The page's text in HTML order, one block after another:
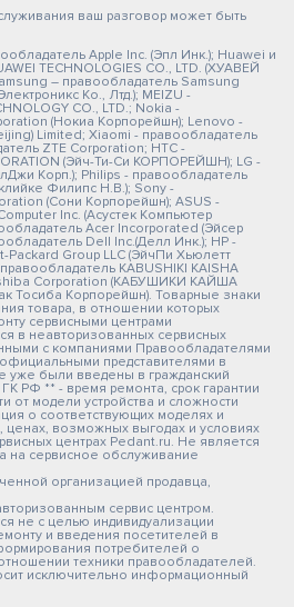
ваш разговор может быть
Apple Inc. (Эпл Инк.); Huawei и
TECHNOLOGIES CO., LTD. (ХУАВЕЙ
– правообладатель Samsung
Ко., Лтд.); MEIZU -
CO., LTD.; Nokia -
(Нокиа Корпорейшн); Lenovo -
Limited; Xiaomi - правообладатель
ZTE Corporation; HTC -
(Эйч-Ти-Си КОРПОРЕЙШН); LG -
Корп.); Philips - правообладатель
Филипс Н.В.); Sony -
(Сони Корпорейшн); ASUS -
Inc. (Асустек Компьютер
Acer Incorporated (Эйсер
Dell Inc.(Делл Инк.); HP -
Group LLC (ЭйчПи Хьюлетт
KABUSHIKI KAISHA
Corporation (КАБУШИКИ КАЙША
Тосиба Корпорейшн). Товарные знаки
товара, в отношении которых
сервисными центрами
в неавторизованных сервисных
с компаниями Правообладателями
представителями в
уже были введены в гражданский
РФ ** - время ремонта, срок гарантии
от модели устройства и сложности
о соответствующих моделях и
ценах, возможных выгодах и условиях
центрах Pedant.ru. Не является
сервисное обслуживание
организацией продавца,
сервис центром.
не с целью индивидуализации
и введения посетителей в
потребителей о
техники правообладателей.
исключительно информационный